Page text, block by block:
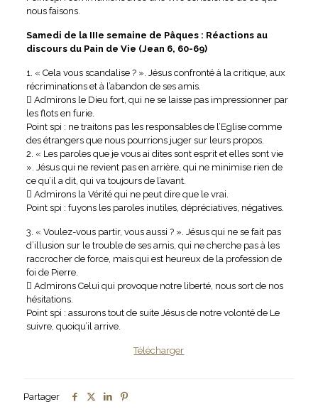
nous faisons.
Samedi de la IIIe semaine de Pâques : Réactions au
discours du Pain de Vie (Jean 6, 60-69)
1. « Cela vous scandalise ? ». Jésus confronté à la critique, aux
récriminations et à l’abandon de ses amis.
 Admirons le Dieu fort, qui ne se laisse pas impressionner par
les flots en furie.
Point spi : ne traitons pas les responsables de l’Eglise comme
des étrangers que nous pourrions juger sur leurs propos.
2. « Les paroles que je vous ai dites sont esprit et elles sont vie
». Jésus qui ne revient pas en arrière, qui ne minimise rien de
ce qu’il a dit, qui va toujours de l’avant.
 Admirons la Vérité qui ne peut dire que le vrai.
Point spi : fuyons les paroles inutiles, dépréciatives, négatives.
3. « Voulez-vous partir, vous aussi ? ». Jésus qui ne se fait pas
d’illusion sur le trouble de ses amis, qui ne cherche pas à les
raccrocher de force, mais qui est heureux de la profession de
foi de Pierre.
 Admirons Celui qui provoque notre liberté, nous sort de nos
hésitations.
Point spi : assurons tout de suite Jésus de notre volonté de Le
suivre, quoiqu’il arrive.
Télécharger
Partager